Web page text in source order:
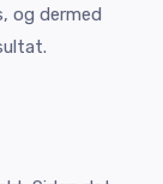
og dermed